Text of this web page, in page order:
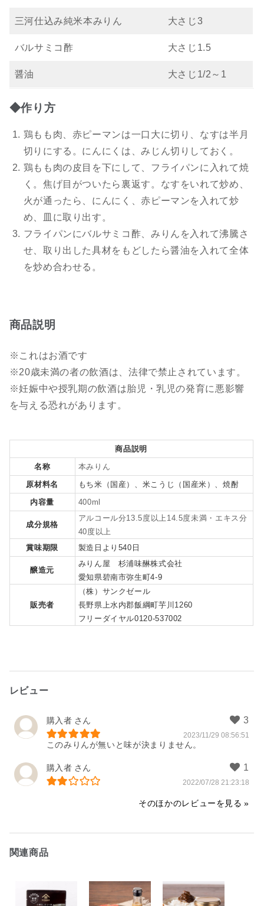
三河仕込み純米本みりん 大さじ3
バルサミコ酢 大さじ1.5
醤油 大さじ1/2～1
◆作り方
鶏もも肉、赤ピーマンは一口大に切り、なすは半月
切りにする。にんにくは、みじん切りしておく。
鶏もも肉の皮目を下にして、フライパンに入れて焼
く。焦げ目がついたら裏返す。なすをいれて炒め、
火が通ったら、にんにく、赤ピーマンを入れて炒
め、皿に取り出す。
フライパンにバルサミコ酢、みりんを入れて沸騰さ
せ、取り出した具材をもどしたら醤油を入れて全体
を炒め合わせる。
商品説明
※これはお酒です
※20歳未満の者の飲酒は、法律で禁止されています。
※妊娠中や授乳期の飲酒は胎児・乳児の発育に悪影響
を与える恐れがあります。
商品説明
名称
本みりん
原材料名
もち米（国産）、米こうじ（国産米）、焼酎
内容量
400ml
成分規格
アルコール分13.5度以上14.5度未満・エキス分
40度以上
賞味期限
製造日より540日
醸造元
みりん屋 杉浦味醂株式会社
愛知県碧南市弥生町4-9
販売者
（株）サンクゼール
長野県上水内郡飯綱町芋川1260
フリーダイヤル0120-537002
レビュー
購入者
2023/11/29 08:56:51
このみりんが無いと味が決まりません。
購入者
2022/07/28 21:23:18
そのほかのレビューを見る
関連商品